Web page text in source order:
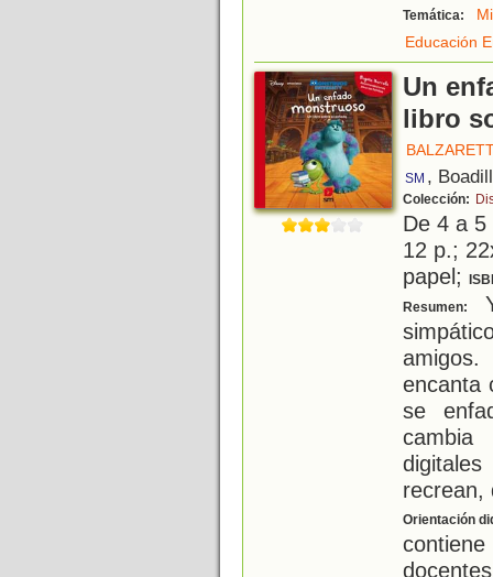
Temática:
Educación
Un
libro
SM ,
Colección:
De 4 a
12 p.;
papel;
Resumen:
encanta
se
cambia
recrean,
Orientación